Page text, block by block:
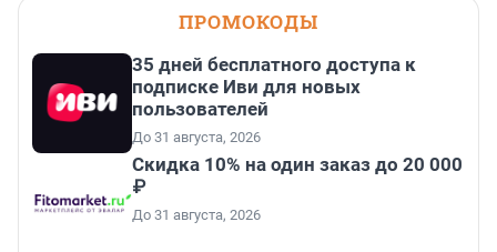
ПРОМОКОДЫ
35 дней бесплатного доступа к
подписке Иви для новых
пользователей
До 31 августа, 2026
Скидка 10% на один заказ до 20 000
₽
До 31 августа, 2026